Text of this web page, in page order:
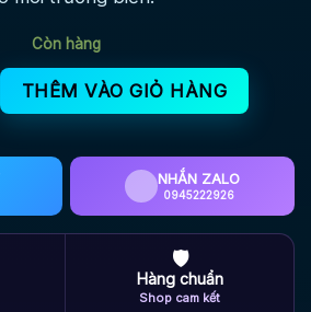
Còn hàng
LED chống nước, chống bụi, không
THÊM VÀO GIỎ HÀNG
NHẮN ZALO
0945222926
🛡
Hàng chuẩn
Shop cam kết